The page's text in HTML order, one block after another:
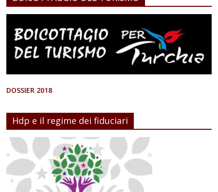
DOSSIER 2018
Hdp e il regime dei fiduciari